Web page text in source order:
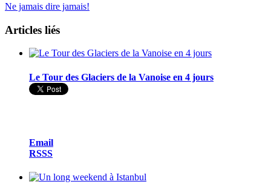
Ne jamais dire jamais!
Articles liés
Le Tour des Glaciers de la Vanoise en 4 jours
Email
RSSS